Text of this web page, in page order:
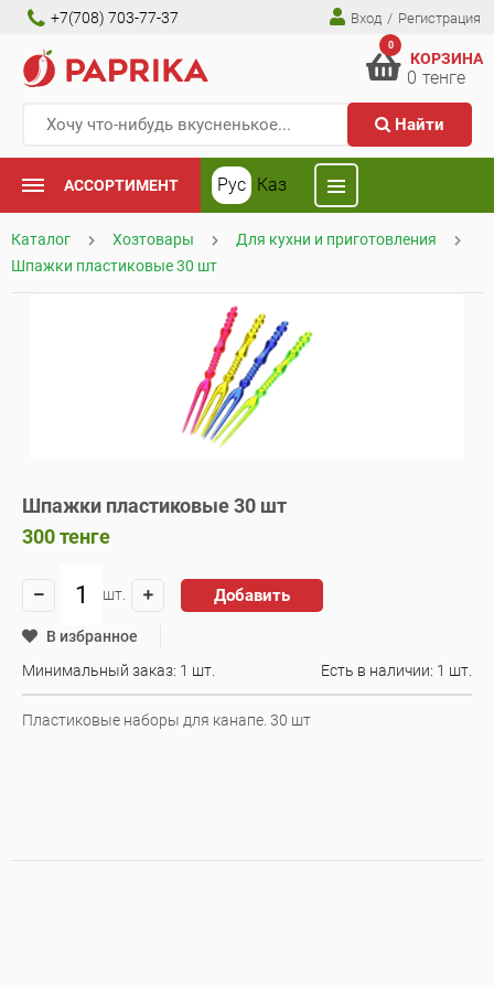
+7(708) 703-77-37 Вход / Регистрация
Найти
0
КОРЗИНА
0 тенге
АССОРТИМЕНТ Рус Каз
Каталог Хозтовары
Для кухни и приготовления
Шпажки пластиковые 30 шт
Шпажки пластиковые 30 шт
300тенге
шт. Добавить
В избранное
Минимальный заказ: 1 шт.
Есть в наличии: 1 шт.
Пластиковые наборы для канапе. 30 шт